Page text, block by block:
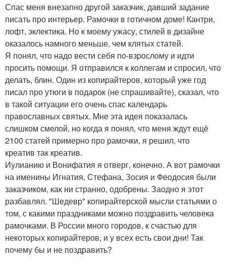
Спас меня внезапно другой заказчик, давший задание
писать про интерьер. Рамочки в готичном доме! Кантри,
лофт, эклектика. Но к моему ужасу, стилей в дизайне
оказалось намного меньше, чем клятых статей.
Я понял, что надо вести себя по-взрослому и идти
просить помощи. Я отправился к коллегам и спросил, что
делать, блин. Один из копирайтеров, который уже год
писал про утюги в подарок (не спрашивайте), сказал, что
в такой ситуации его очень спас календарь
православных святых. Мне эта идея показалась
слишком смелой, но когда я понял, что меня ждут ещё
2100 статей примерно про рамочки, я решил, что
креатив так креатив.
Иулианию и Вонифатия я отверг, конечно. А вот рамочки
на именины Игнатия, Стефана, Зосия и Феодосия были
заказчиком, как ни странно, одобрены. Заодно я этот
разбавлял. "Шедевр" копирайтерской мысли статьями о
том, с какими праздниками можно поздравить человека
рамочками. В России много городов, к счастью для
некоторых копирайтеров, и у всех есть свои дни! Так
почему бы и не поздравить?